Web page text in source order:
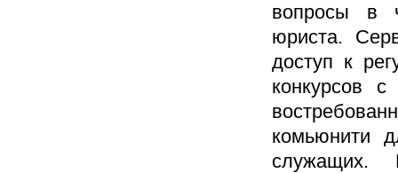
вопросы в
юриста.
доступ к
конкурсов
комьюнити
служащих.